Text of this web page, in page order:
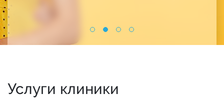
Услуги клиники